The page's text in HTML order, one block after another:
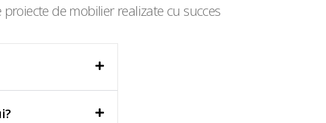
de mobilier realizate cu succes